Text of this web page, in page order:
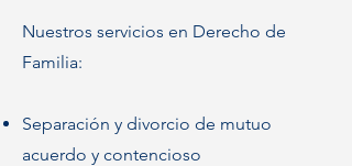
Nuestros servicios en Derecho de
Familia:
Separación y divorcio de mutuo
acuerdo y contencioso